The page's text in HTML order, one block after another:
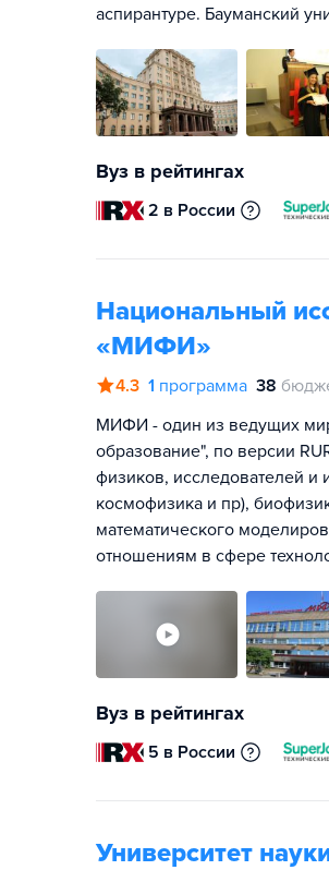
аспирантуре. Бауманский
Вуз в рейтингах
2 в России
Национальный
«МИФИ»
4.3 1 программа 38
МИФИ - один из ведущих
образование", по версии
физиков, исследователей
космофизика и пр),
математического
отношениям в сфере
Вуз в рейтингах
5 в России
Университет